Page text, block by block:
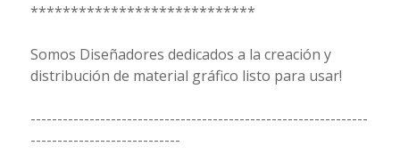
****************************
Somos Diseñadores dedicados a la creación y
distribución de material gráfico listo para usar!
---------------------------------------------------------------
----------------------------